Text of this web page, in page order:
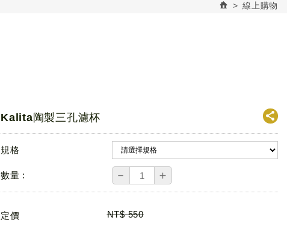
線上購物
Kalita陶製三孔濾杯
規格
數量 : － ＋
定價 NT$ 550